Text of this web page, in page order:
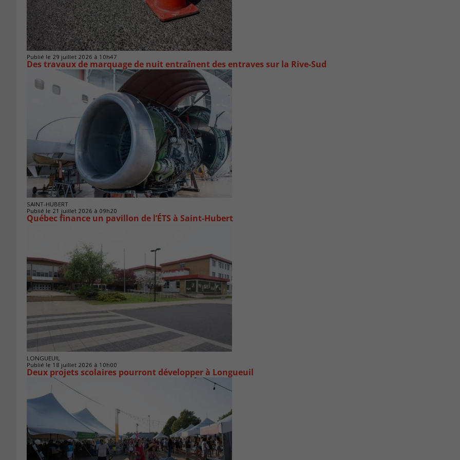
Publié le 29 juillet 2026 à 10h47
Des travaux de marquage de nuit entraînent des entraves sur la Rive-Sud
SAINT-HUBERT
Publié le 21 juillet 2026 à 09h20
Québec finance un pavillon de l’ÉTS à Saint‑Hubert
LONGUEUIL
Publié le 18 juillet 2026 à 10h00
Deux projets scolaires pourront développer à Longueuil